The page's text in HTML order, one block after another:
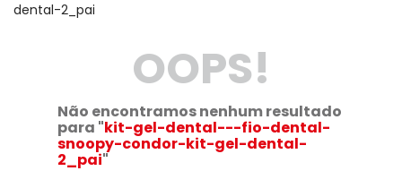
dental-2_pai
OOPS!
Não encontramos nenhum resultado
para "kit-gel-dental---fio-dental-
snoopy-condor-kit-gel-dental-
2_pai"